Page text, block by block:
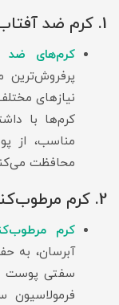
1. کرم‌ ضد آفتاب دکتر ژیلا
کرم‌های ضد
پرفروش‌ترین
نیازهای
محافظت
2. کرم مرطوب‌کننده دکتر ژیلا
کرم
آبرسان، به
سفتی پوست
فرمولاسیون